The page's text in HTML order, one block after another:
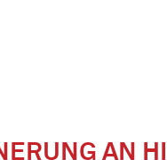
AN